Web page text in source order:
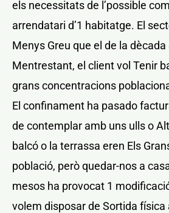
els necessitats de l’possible
arrendatari d’1 habitatge. El
Menys Greu que el de la
Mentrestant, el client vol Tenir
grans concentracions
El confinament ha pasado
de contemplar amb uns ulls o
balcó o la terrassa eren Els
població, però quedar-nos a
mesos ha provocat 1
volem disposar de Sortida física